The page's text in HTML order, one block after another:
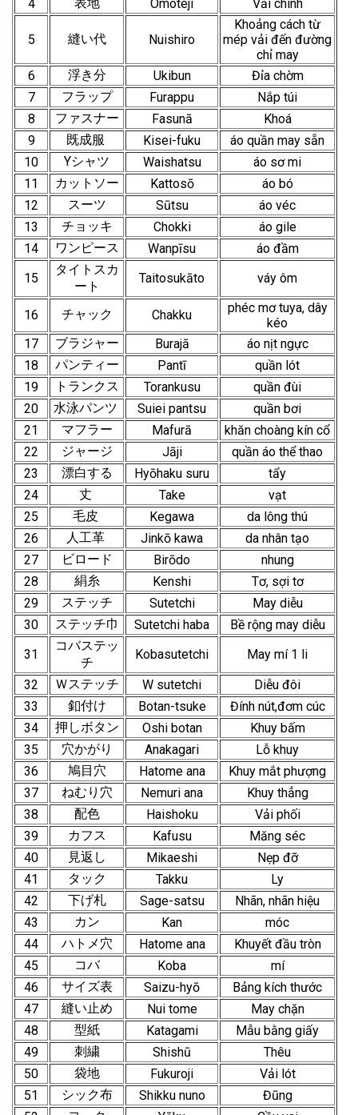
4
Omoteji Vải chính
5 縫い代 Nuishiro
Khoảng cách từ
mép vải đến đường
chỉ may
6
浮き分 Ukibun
Đỉa chờm
7
フラップ Furappu
Nắp túi
8
ファスナー Fasunā
Khoá
9
既成服 Kisei-fuku
áo quần may sẵn
10
Yシャツ Waishatsu
áo sơ mi
11
カットソー Kattosō
áo bó
12
スーツ Sūtsu
áo véc
13
チョッキ Chokki
áo gile
14
ワンピース Wanpīsu
áo đầm
15
タイトスカ
ート
Taitosukāto váy ôm
16 チャック Chakku
phéc mơ tuya, dây
kéo
17
ブラジャー Burajā
áo nịt ngực
18
パンティー Pantī
quần lót
19
トランクス Torankusu
quần đùi
20
水泳パンツ Suiei pantsu
quần bơi
21
マフラー Mafurā
khăn choàng kín cổ
22
ジャージ Jāji
quần áo thể thao
23
漂白する Hyōhaku suru
tẩy
24
丈 Take
vạt
25
毛皮 Kegawa
da lông thú
26
人工革 Jinkō kawa
da nhân tạo
27
ビロード Birōdo
nhung
28
絹糸 Kenshi
Tơ, sợi tơ
29
ステッチ Sutetchi
May diễu
30
ステッチ巾 Sutetchi haba
Bề rộng may diễu
31
コバステッ
チ
Kobasutetchi
May mí 1 li
32
Ｗステッチ W sutetchi
Diễu đôi
33
釦付け Botan-tsuke
Đính nút,đơm cúc
34
押しボタン Oshi botan
Khuy bấm
35
穴かがり Anakagari
Lỗ khuy
36
鳩目穴 Hatome ana
Khuy mắt phượng
37
ねむり穴 Nemuri ana
Khuy thẳng
38
配色 Haishoku
Vải phối
39
カフス Kafusu
Măng séc
40
見返し Mikaeshi
Nẹp đỡ
41
タック Takku
Ly
42
下げ札 Sage-satsu
Nhãn, nhãn hiệu
43
カン Kan
móc
44
ハトメ穴 Hatome ana
Khuyết đầu tròn
45
コバ Koba
mí
46
サイズ表 Saizu-hyō
Bảng kích thước
47
縫い止め Nui tome
May chặn
48
型紙 Katagami
Mẫu bằng giấy
49
刺繍 Shishū
Thêu
50
袋地 Fukuroji
Vải lót
51
シック布 Shikku nuno
Đũng